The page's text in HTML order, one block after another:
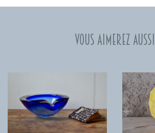
Vous aimerez aussi